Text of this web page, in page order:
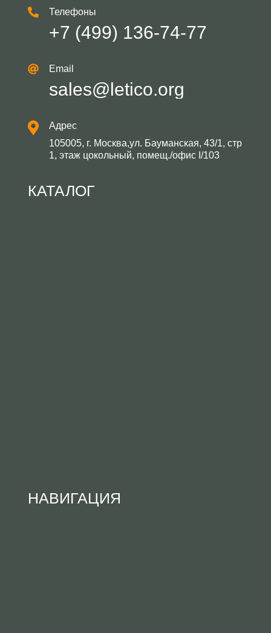
Телефоны
+7 (499) 136-74-77
Email
sales@letico.org
Адрес
105005, г. Москва,ул. Бауманская, 43/1, стр
1, этаж цокольный, помещ./офис I/103
КАТАЛОГ
НАВИГАЦИЯ